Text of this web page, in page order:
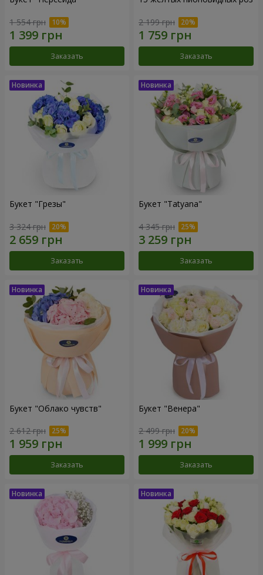
1 554 грн
Заказать
2 199 грн
Заказать
Букет "Грезы"
3 324 грн
Заказать
Букет "Tatyana"
4 345 грн
Заказать
Букет "Облако чувств"
2 612 грн
Заказать
Букет "Венера"
2 499 грн
Заказать